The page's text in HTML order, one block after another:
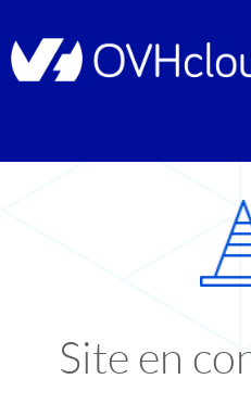
Site en